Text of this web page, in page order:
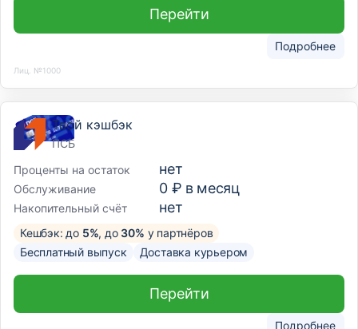
Подробнее
Перейти
Лиц. №1000
Твой кэшбэк
ПСБ
Проценты на остаток
нет
Обслуживание 0 ₽ в месяц
Накопительный счёт нет
Кешбэк: до 5%, до 30% у партнёров
Бесплатный выпуск
Доставка курьером
Подробнее
Перейти